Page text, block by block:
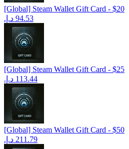
[Global] Steam Wallet Gift Card - $20
[Global] Steam Wallet Gift Card - $25
[Global] Steam Wallet Gift Card - $50